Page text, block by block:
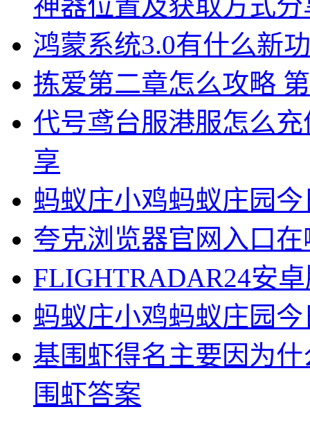
鸿蒙系统3.0有什么新
拣爱第二章怎么攻略
代号鸢台服港服怎么
享
蚂蚁庄小鸡蚂蚁庄园今
夸克浏览器官网入口
FLIGHTRADAR24安
蚂蚁庄小鸡蚂蚁庄园
基围虾得名主要因为
围虾答案